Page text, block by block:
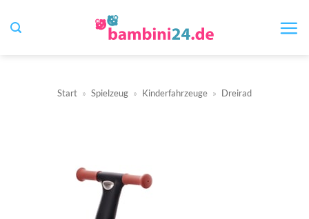
Inhalt
Start » Spielzeug » Kinderfahrzeuge » Dreirad